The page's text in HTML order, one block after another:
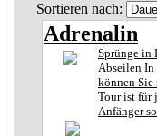
Sortieren nach:
Adrenalin
Sprünge in
Abseilen In
können Sie
Tour ist für
Anfänger